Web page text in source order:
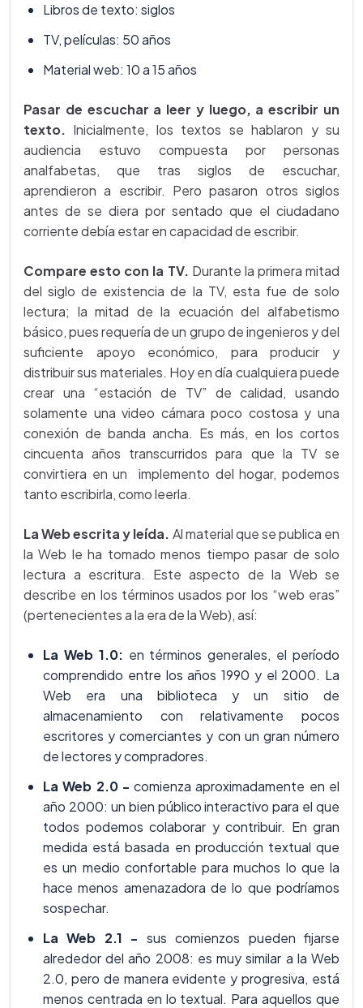
Libros de texto: siglos
TV, películas: 50 años
Material web: 10 a 15 años
Pasar de escuchar a leer y luego, a escribir un
texto. Inicialmente, los textos se hablaron y su
audiencia estuvo compuesta por personas
analfabetas, que tras siglos de escuchar,
aprendieron a escribir. Pero pasaron otros siglos
antes de se diera por sentado que el ciudadano
corriente debía estar en capacidad de escribir.
Compare esto con la TV. Durante la primera mitad
del siglo de existencia de la TV, esta fue de solo
lectura; la mitad de la ecuación del alfabetismo
básico, pues requería de un grupo de ingenieros y del
suficiente apoyo económico, para producir y
distribuir sus materiales. Hoy en día cualquiera puede
crear una “estación de TV” de calidad, usando
solamente una video cámara poco costosa y una
conexión de banda ancha. Es más, en los cortos
cincuenta años transcurridos para que la TV se
convirtiera en un implemento del hogar, podemos
tanto escribirla, como leerla.
La Web escrita y leída. Al material que se publica en
la Web le ha tomado menos tiempo pasar de solo
lectura a escritura. Este aspecto de la Web se
describe en los términos usados por los “web eras”
(pertenecientes a la era de la Web), así:
La Web 1.0: en términos generales, el período
comprendido entre los años 1990 y el 2000. La
Web era una biblioteca y un sitio de
almacenamiento con relativamente pocos
escritores y comerciantes y con un gran número
de lectores y compradores.
La Web 2.0 -comienza aproximadamente en el
año 2000: un bien público interactivo para el que
todos podemos colaborar y contribuir. En gran
medida está basada en producción textual que
es un medio confortable para muchos lo que la
hace menos amenazadora de lo que podríamos
sospechar.
La Web 2.1 - sus comienzos pueden fijarse
alrededor del año 2008: es muy similar a la Web
2.0, pero de manera evidente y progresiva, está
menos centrada en lo textual. Para aquellos que